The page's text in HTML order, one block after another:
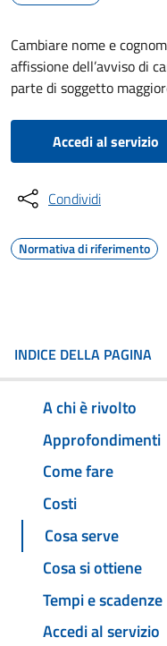
Cambiare nome e
affissione dell’avviso di
parte di soggetto
Accedi al servizio
Condividi
Normativa di riferimento
INDICE DELLA PAGINA
A chi è rivolto
Approfondimenti
Come fare
Costi
Cosa serve
Cosa si ottiene
Tempi e scadenze
Accedi al servizio